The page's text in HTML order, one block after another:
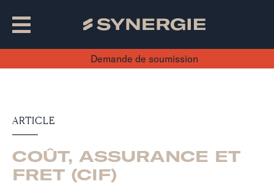
Demande de soumission
ARTICLE
COÛT, ASSURANCE ET
FRET (CIF)